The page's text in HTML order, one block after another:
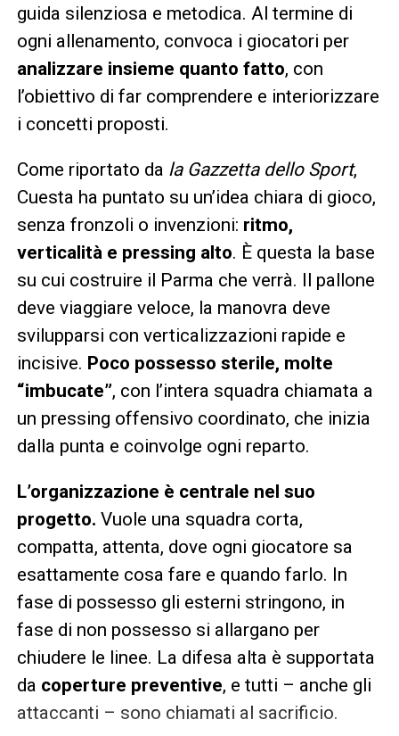
guida silenziosa e metodica. Al termine di
ogni allenamento, convoca i giocatori per
analizzare insieme quanto fatto, con
l’obiettivo di far comprendere e interiorizzare
i concetti proposti.
Come riportato da la Gazzetta dello Sport,
Cuesta ha puntato su un’idea chiara di gioco,
senza fronzoli o invenzioni: ritmo,
verticalità e pressing alto. È questa la base
su cui costruire il Parma che verrà. Il pallone
deve viaggiare veloce, la manovra deve
svilupparsi con verticalizzazioni rapide e
incisive. Poco possesso sterile, molte
“imbucate”, con l’intera squadra chiamata a
un pressing offensivo coordinato, che inizia
dalla punta e coinvolge ogni reparto.
L’organizzazione è centrale nel suo
progetto. Vuole una squadra corta,
compatta, attenta, dove ogni giocatore sa
esattamente cosa fare e quando farlo. In
fase di possesso gli esterni stringono, in
fase di non possesso si allargano per
chiudere le linee. La difesa alta è supportata
da coperture preventive, e tutti – anche gli
attaccanti – sono chiamati al sacrificio.